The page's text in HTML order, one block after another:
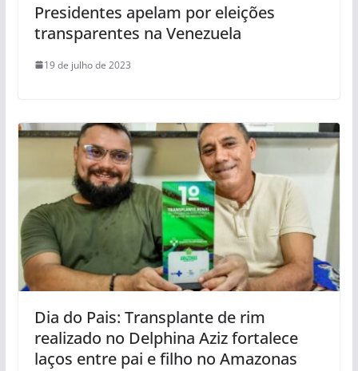
Presidentes apelam por eleições
transparentes na Venezuela
19 de julho de 2023
Dia do Pais: Transplante de rim
realizado no Delphina Aziz fortalece
laços entre pai e filho no Amazonas